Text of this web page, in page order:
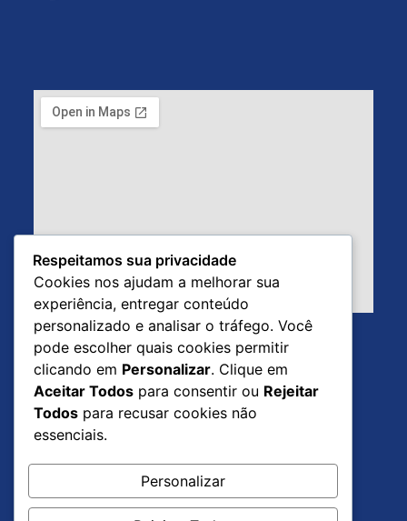
Respeitamos sua privacidade
Cookies nos ajudam a melhorar sua
experiência, entregar conteúdo
personalizado e analisar o tráfego. Você
pode escolher quais cookies permitir
clicando em Personalizar. Clique em
Aceitar Todos para consentir ou Rejeitar
Todos para recusar cookies não
essenciais.
Personalizar